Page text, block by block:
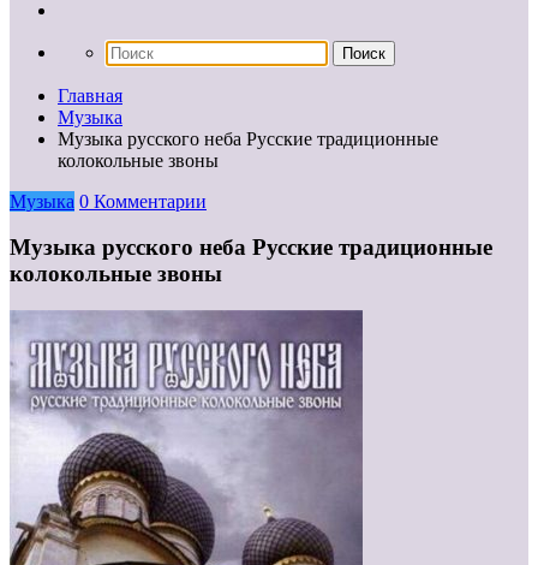
Главная
Музыка
Музыка русского неба Русские традиционные
колокольные звоны
Музыка 0 Комментарии
Музыка русского неба Русские традиционные
колокольные звоны